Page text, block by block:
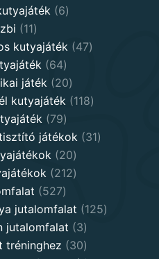
products
66
1111
products
kutyajáték 4747
6464
products
játék 2020
products
kutyajáték 118118
7979
products
játékok 3131
2020
products
212212
527527
products
jutalomfalat 125125
jutalomfalat 33
products
tréninghez 3030